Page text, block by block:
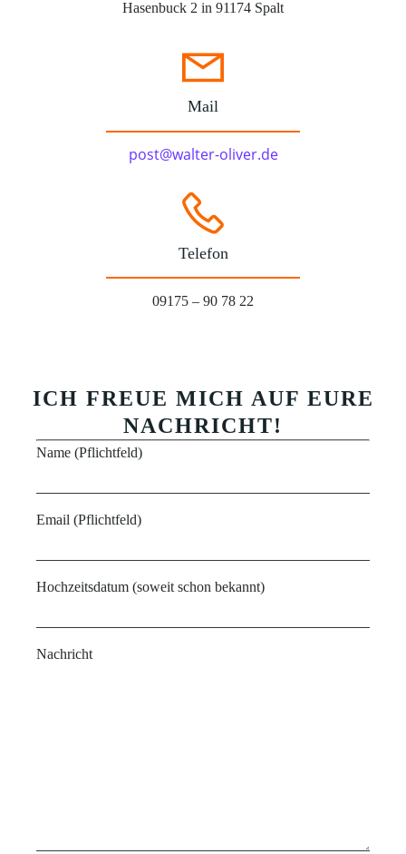
Hasenbuck 2 in 91174 Spalt
Mail
post@walter-oliver.de
Telefon
09175 – 90 78 22
ICH FREUE MICH AUF EURE
NACHRICHT!
Name (Pflichtfeld)
Email (Pflichtfeld)
Hochzeitsdatum (soweit schon bekannt)
Nachricht